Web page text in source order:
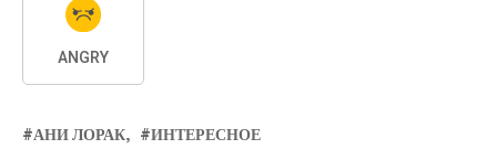
ANGRY
АНИ ЛОРАК ИНТЕРЕСНОЕ